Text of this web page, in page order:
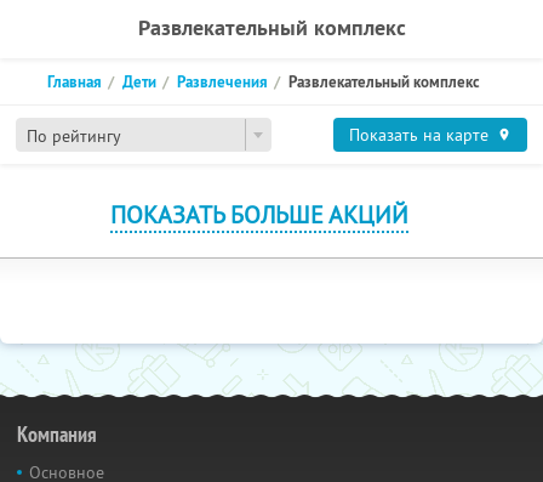
Развлекательный комплекс
По рейтингу
Главная Дети Развлечения Развлекательный комплекс
Показать на карте
ПОКАЗАТЬ БОЛЬШЕ АКЦИЙ
Компания
Основное